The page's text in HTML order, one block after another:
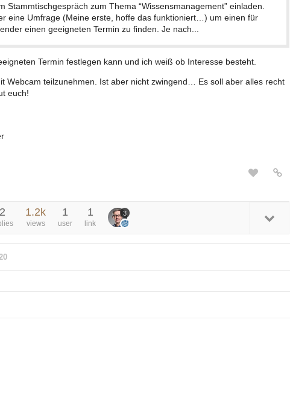
Stammtischgespräch zum Thema “Wissensmanagement” einladen.
eine Umfrage (Meine erste, hoffe das funktioniert…) um einen für
einen geeigneten Termin zu finden. Je nach...
Termin festlegen kann und ich weiß ob Interesse besteht.
Webcam teilzunehmen. Ist aber nicht zwingend… Es soll aber alles recht
euch!
2 1.2k
views
1
user
1
link
3